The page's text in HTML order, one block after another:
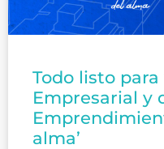
Todo listo
Empresarial y
alma’